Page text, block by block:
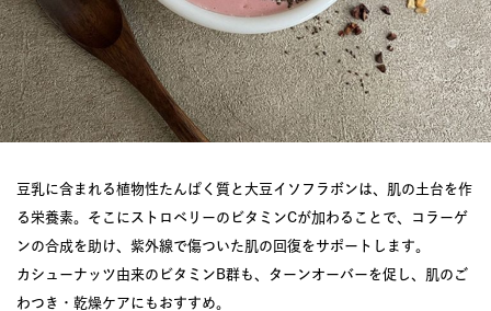
豆乳に含まれる植物性たんぱく質と大豆イソフラボンは、肌の土台を作
る栄養素。そこにストロベリーのビタミンCが加わることで、コラーゲ
ンの合成を助け、紫外線で傷ついた肌の回復をサポートします。
カシューナッツ由来のビタミンB群も、ターンオーバーを促し、肌のご
わつき・乾燥ケアにもおすすめ。